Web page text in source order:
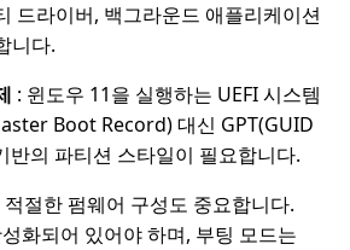
드라이버, 백그라운드 애플리케이션
니다.
: 윈도우 11을 실행하는 UEFI 시스템
Boot Record) 대신 GPT(GUID
의 파티션 스타일이 필요합니다.
적절한 펌웨어 구성도 중요합니다.
화되어 있어야 하며, 부팅 모드는